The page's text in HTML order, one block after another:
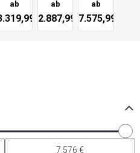
-
Statisch
ab
€Statisch
ab
2.887,99 €
ab
7.575,99 €